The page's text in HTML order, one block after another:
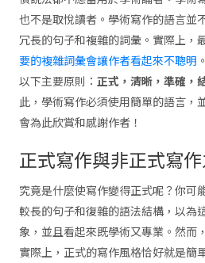
也不是取悅讀者。學術寫作的語言並
冗長的句子和複雜的詞彙。實際上，
要的複雜詞彙會讓作者看起來不聰明
以下主要原則： 正式，清晰，準確，
此，學術寫作必須使用簡單的語言，
會為此欣賞和感謝作者！
正式寫作與非正式寫
究竟是什麼使寫作變得正式呢？你可
較長的句子和復雜的語法結構，以為
象，並且看起來既學術又專業。然而
實際上，正式的寫作風格恰好就是簡